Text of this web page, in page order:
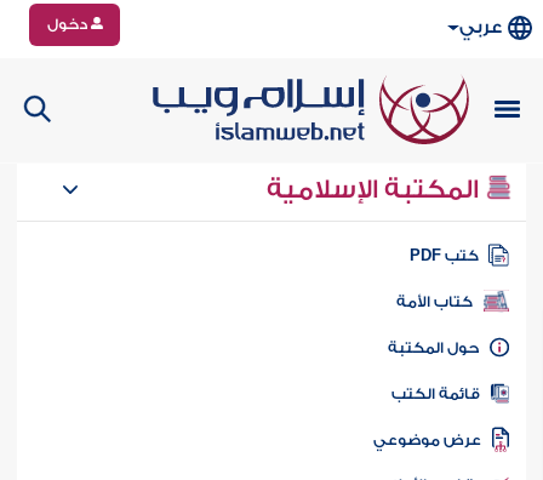
عربي دخول
المكتبة الإسلامية
كتب PDF
كتاب الأمة
المكتبة
الكتب